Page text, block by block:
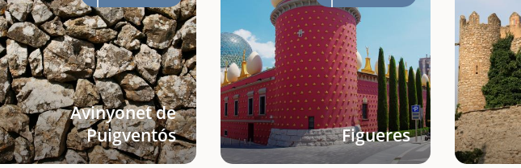
Avinyonet de
Puigventós
Figueres